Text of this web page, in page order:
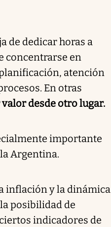
de dedicar horas a
concentrarse en
atención
En otras
desde otro lugar.
importante
Argentina.
inflación y la dinámica
posibilidad de
indicadores de